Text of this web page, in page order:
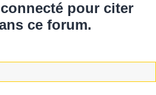
pour citer
ce forum.